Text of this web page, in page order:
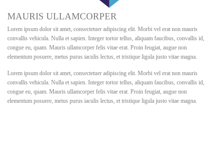
MAURIS ULLAMCORPER
Lorem ipsum dolor sit amet, consectetuer adipiscing elit. Morbi vel erat non mauris
convallis vehicula. Nulla et sapien. Integer tortor tellus, aliquam faucibus, convallis id,
congue eu, quam. Mauris ullamcorper felis vitae erat. Proin feugiat, augue non
elementum posuere, metus purus iaculis lectus, et tristique ligula justo vitae magna.
Lorem ipsum dolor sit amet, consectetuer adipiscing elit. Morbi vel erat non mauris
convallis vehicula. Nulla et sapien. Integer tortor tellus, aliquam faucibus, convallis id,
congue eu, quam. Mauris ullamcorper felis vitae erat. Proin feugiat, augue non
elementum posuere, metus purus iaculis lectus, et tristique ligula justo vitae magna.